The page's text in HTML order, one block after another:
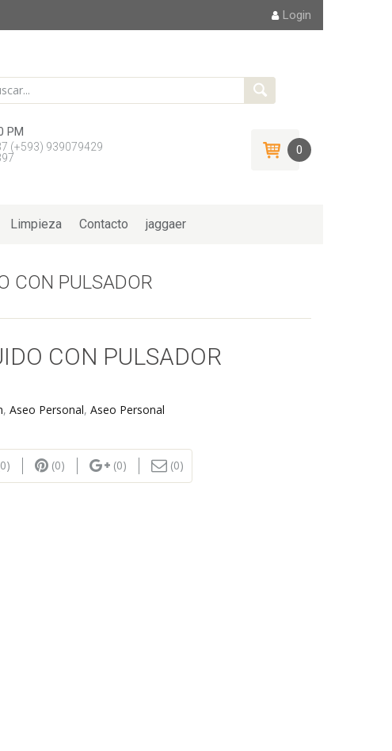
Login
PM
(+593) 939079429
0
Limpieza Contacto jaggaer
CON PULSADOR
CON PULSADOR
, Aseo Personal, Aseo Personal
(0) (0) (0)